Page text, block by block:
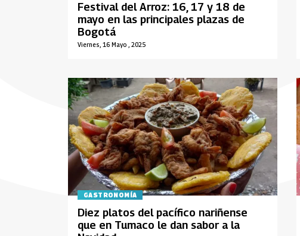
Viernes, 16 Mayo , 2025
Festival del Arroz: 16, 17 y 18 de
mayo en las principales plazas de
Bogotá
GASTRONOMÍA
Diez platos del pacífico nariñense
que en Tumaco le dan sabor a la